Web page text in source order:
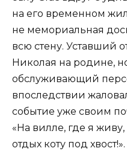
на его временном
не мемориальная
всю стену. Уставший
Николая на родине,
обслуживающий
впоследствии
событие уже своим
«На вилле, где я
отдых коту под